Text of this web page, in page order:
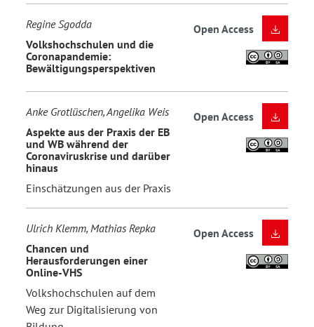
Regine Sgodda
Volkshochschulen und die
Coronapandemie:
Bewältigungsperspektiven
Open Access
Anke Grotlüschen, Angelika Weis
Aspekte aus der Praxis der EB
und WB während der
Coronaviruskrise und darüber
hinaus
Einschätzungen aus der Praxis
Open Access
Ulrich Klemm, Mathias Repka
Chancen und
Herausforderungen einer
Online-VHS
Volkshochschulen auf dem
Weg zur Digitalisierung von
Open Access